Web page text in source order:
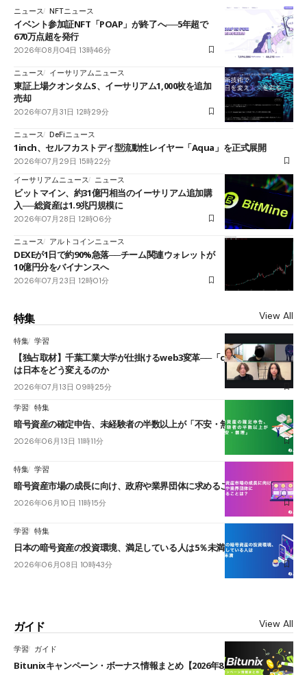
ニュース NFTニュース
イベント参加証NFT「POAP」が終了へ──5年超で
670万点超を発行
2026年08月04日 13時46分
ニュース イーサリアムニュース
東証上場クオンタムS、イーサリアム1,000枚を追加
売却
2026年07月31日 12時29分
ニュース DeFiニュース
1inch、セルフカストディ型流動性レイヤー「Aqua」を正式展開
2026年07月29日 15時22分
イーサリアムニュース
ニュース
ビットマイン、約31億円相当のイーサリアム追加購
入──総資産は1.9兆円規模に
2026年07月28日 12時06分
ニュース アルトコインニュース
DEXEが1日で約90%急落──チーム関連ウォレットが
10億円分をバイナンスへ
2026年07月23日 12時01分
特集 View All
特集 学習
【独占取材】千葉工業大学が仕掛けるweb3変革──「cJPY」とAIの融合
は日本をどう変えるのか
2026年07月13日 09時25分
学習 特集
暗号資産の確定申告、未経験者の半数以上が「不安・無理」
2026年06月13日 11時11分
特集 学習
暗号資産市場の成長に向け、政府や業界団体に求めることは？
2026年06月10日 11時15分
学習 特集
日本の暗号資産の投資環境、満足している人は5％未満
2026年06月08日 10時43分
ガイド View All
学習 ガイド
Bitunixキャンペーン・ボーナス情報まとめ【2026年8月最新】